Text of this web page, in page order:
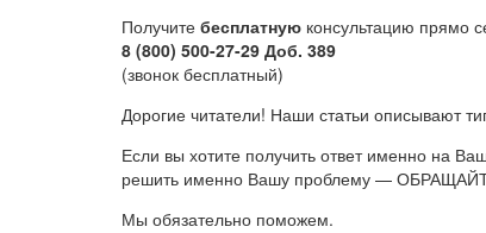
Получите бесплатную консультацию прямо
8 (800) 500-27-29 Доб. 389
(звонок бесплатный)
Дорогие читатели! Наши статьи описывают
Если вы хотите получить ответ именно на
решить именно Вашу проблему —
Мы обязательно поможем.